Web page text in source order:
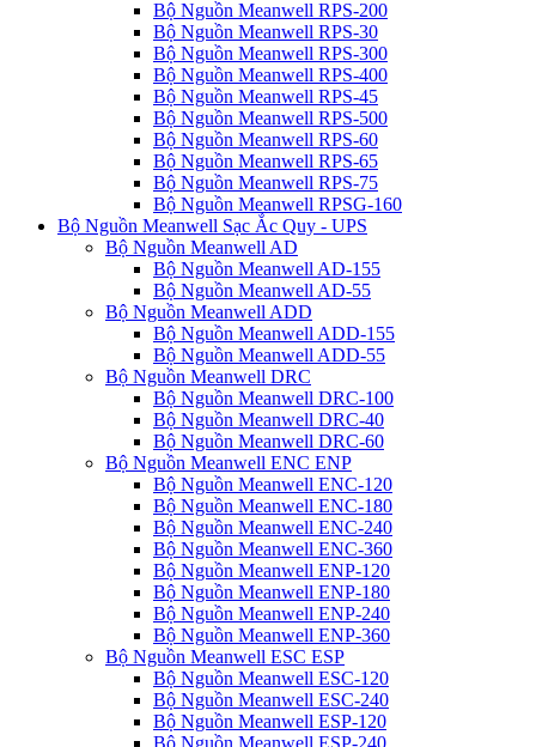
Bộ Nguồn Meanwell RPS-200
Bộ Nguồn Meanwell RPS-30
Bộ Nguồn Meanwell RPS-300
Bộ Nguồn Meanwell RPS-400
Bộ Nguồn Meanwell RPS-45
Bộ Nguồn Meanwell RPS-500
Bộ Nguồn Meanwell RPS-60
Bộ Nguồn Meanwell RPS-65
Bộ Nguồn Meanwell RPS-75
Bộ Nguồn Meanwell RPSG-160
Bộ Nguồn Meanwell Sạc Ắc Quy - UPS
Bộ Nguồn Meanwell AD
Bộ Nguồn Meanwell AD-155
Bộ Nguồn Meanwell AD-55
Bộ Nguồn Meanwell ADD
Bộ Nguồn Meanwell ADD-155
Bộ Nguồn Meanwell ADD-55
Bộ Nguồn Meanwell DRC
Bộ Nguồn Meanwell DRC-100
Bộ Nguồn Meanwell DRC-40
Bộ Nguồn Meanwell DRC-60
Bộ Nguồn Meanwell ENC ENP
Bộ Nguồn Meanwell ENC-120
Bộ Nguồn Meanwell ENC-180
Bộ Nguồn Meanwell ENC-240
Bộ Nguồn Meanwell ENC-360
Bộ Nguồn Meanwell ENP-120
Bộ Nguồn Meanwell ENP-180
Bộ Nguồn Meanwell ENP-240
Bộ Nguồn Meanwell ENP-360
Bộ Nguồn Meanwell ESC ESP
Bộ Nguồn Meanwell ESC-120
Bộ Nguồn Meanwell ESC-240
Bộ Nguồn Meanwell ESP-120
Bộ Nguồn Meanwell ESP-240